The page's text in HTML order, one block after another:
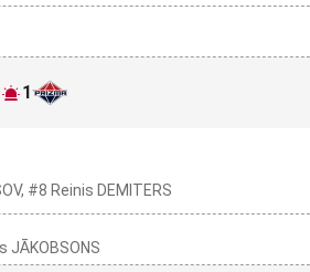
1
#8 Reinis DEMITERS